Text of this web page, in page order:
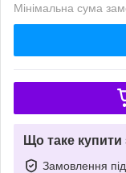
Мінімальна сума
Що таке
Замовлення